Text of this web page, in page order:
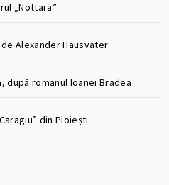
„Nottara”
Alexander Hausvater
după romanul Ioanei Bradea
din Ploiești